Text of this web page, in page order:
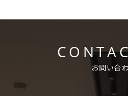
お問い合